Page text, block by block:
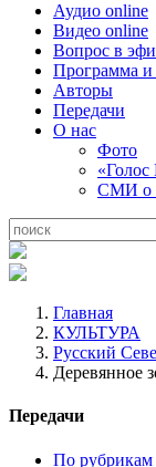
Аудио online
Видео online
Вопрос в
Программа
Авторы
Передачи
О нас
Фото
«Голос
СМИ о
Главная
КУЛЬТУРА
Русский
Деревянное
Передачи
По рубрикам